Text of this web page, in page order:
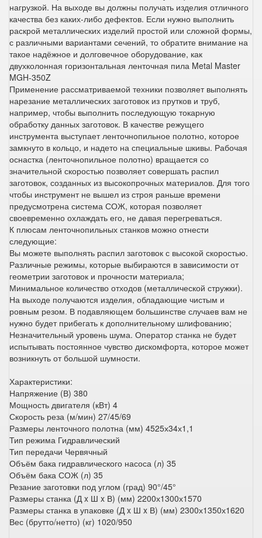
нагрузкой. На выходе вы должны получать изделия отличного
качества без каких-либо дефектов. Если нужно выполнить
раскрой металлических изделий простой или сложной формы,
с различными вариантами сечений, то обратите внимание на
такое надёжное и долговечное оборудование, как
двухколонная горизонтальная ленточная пила Metal Master
MGH-350Z
Применение рассматриваемой техники позволяет выполнять
нарезание металлических заготовок из прутков и труб,
например, чтобы выполнить последующую токарную
обработку данных заготовок. В качестве режущего
инструмента выступает ленточнопильное полотно, которое
замкнуто в кольцо, и надето на специальные шкивы. Рабочая
оснастка (ленточнопильное полотно) вращается со
значительной скоростью позволяет совершать распил
заготовок, созданных из высокопрочных материалов. Для того
чтобы инструмент не вышел из строя раньше времени
предусмотрена система СОЖ, которая позволяет
своевременно охлаждать его, не давая перегреваться.
К плюсам ленточнопильных станков можно отнести
следующие:
Вы можете выполнять распил заготовок с высокой скоростью.
Различные режимы, которые выбираются в зависимости от
геометрии заготовок и прочности материала;
Минимальное количество отходов (металлической стружки).
На выходе получаются изделия, обладающие чистым и
ровным резом. В подавляющем большинстве случаев вам не
нужно будет прибегать к дополнительному шлифованию;
Незначительный уровень шума. Оператор станка не будет
испытывать постоянное чувство дискомфорта, которое может
возникнуть от большой шумности.
Характеристики:
Напряжение (В) 380
Мощность двигателя (кВт) 4
Скорость реза (м/мин) 27/45/69
Размеры ленточного полотна (мм) 4525х34х1,1
Тип режима Гидравлический
Тип передачи Червячный
Объём бака гидравлического насоса (л) 35
Объём бака СОЖ (л) 35
Резание заготовки под углом (град) 90°/45°
Размеры станка (Д x Ш x В) (мм) 2200х1300х1570
Размеры станка в упаковке (Д x Ш x В) (мм) 2300х1350х1620
Вес (брутто/нетто) (кг) 1020/950